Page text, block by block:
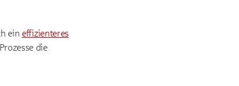
ein effizienteres
die